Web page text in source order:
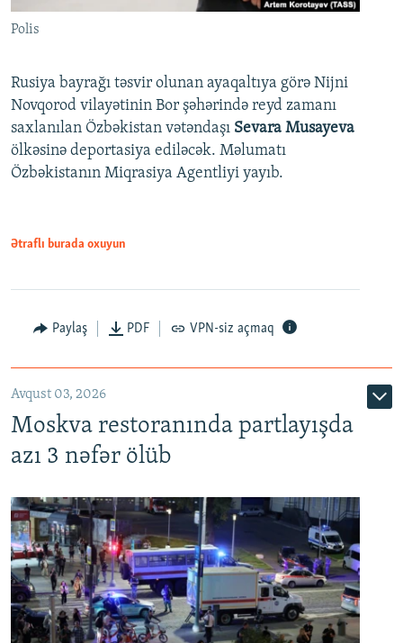
Polis
Rusiya bayrağı təsvir olunan ayaqaltıya görə Nijni
Novqorod vilayətinin Bor şəhərində reyd zamanı
saxlanılan Özbəkistan vətəndaşı Sevara Musayeva
ölkəsinə deportasiya ediləcək. Məlumatı
Özbəkistanın Miqrasiya Agentliyi yayıb.
Ətraflı burada oxuyun
Paylaş PDF VPN-siz açmaq
Avqust 03, 2026
Moskva restoranında partlayışda
azı 3 nəfər ölüb